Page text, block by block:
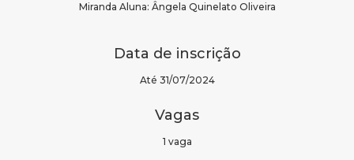
Miranda Aluna: Ângela Quinelato Oliveira
Data de inscrição
Até 31/07/2024
Vagas
1 vaga